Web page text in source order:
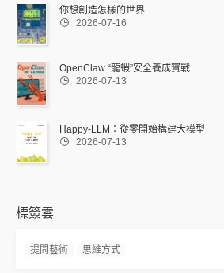
你想創造怎樣的世界
 2026-07-16
OpenClaw “龍蝦”安全養成實戰
 2026-07-13
Happy-LLM：從零開始構建大模型
 2026-07-13
標簽雲
提問藝術 思維方式